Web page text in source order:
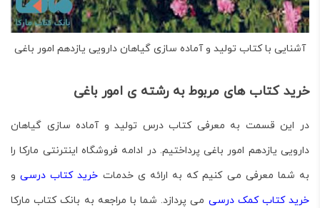
آشنایی با کتاب تولید و آماده سازی گیاهان دارویی یازدهم امور باغی
خرید کتاب های مربوط به رشته ی امور باغی
در این قسمت به معرفی کتاب درس تولید و آماده سازی گیاهان
دارویی یازدهم امور باغی پرداختیم. در ادامه فروشگاه اینترنتی مارکا را
به شما معرفی می کنیم که به ارائه ی خدمات خرید کتاب درسیو
خرید کتاب کمک درسی می پردازد. شما با مراجعه به بانک کتاب مارکا